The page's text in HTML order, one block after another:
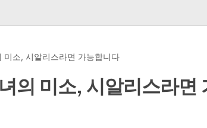
미소, 시알리스라면 가능합니다
의 미소, 시알리스라면